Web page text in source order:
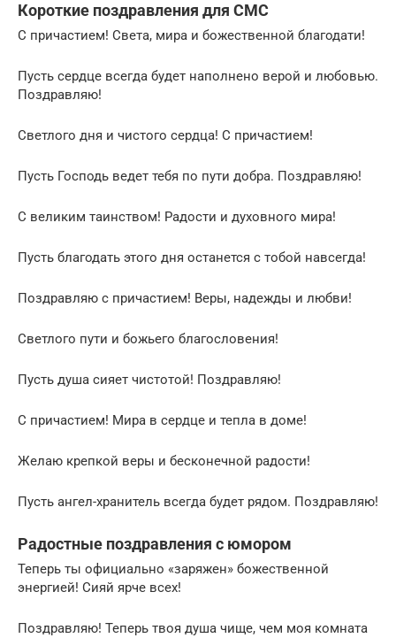
Короткие поздравления для СМС
С причастием! Света, мира и божественной благодати!
Пусть сердце всегда будет наполнено верой и любовью.
Поздравляю!
Светлого дня и чистого сердца! С причастием!
Пусть Господь ведет тебя по пути добра. Поздравляю!
С великим таинством! Радости и духовного мира!
Пусть благодать этого дня останется с тобой навсегда!
Поздравляю с причастием! Веры, надежды и любви!
Светлого пути и божьего благословения!
Пусть душа сияет чистотой! Поздравляю!
С причастием! Мира в сердце и тепла в доме!
Желаю крепкой веры и бесконечной радости!
Пусть ангел-хранитель всегда будет рядом. Поздравляю!
Радостные поздравления с юмором
Теперь ты официально «заряжен» божественной
энергией! Сияй ярче всех!
Поздравляю! Теперь твоя душа чище, чем моя комната